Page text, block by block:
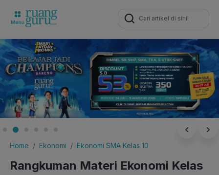
Search
for:
Home Ekonomi Ekonomi SMA Kelas 10
Rangkuman Materi Ekonomi Kelas